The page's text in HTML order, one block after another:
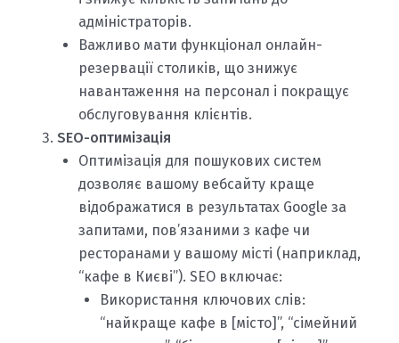
адміністраторів.
Важливо мати функціонал онлайн-
резервації столиків, що знижує
навантаження на персонал і покращує
обслуговування клієнтів.
SEO-оптимізація
Оптимізація для пошукових систем
дозволяє вашому вебсайту краще
відображатися в результатах Google за
запитами, пов’язаними з кафе чи
ресторанами у вашому місті (наприклад,
“кафе в Києві”). SEO включає:
Використання ключових слів:
“найкраще кафе в [місто]”, “сімейний